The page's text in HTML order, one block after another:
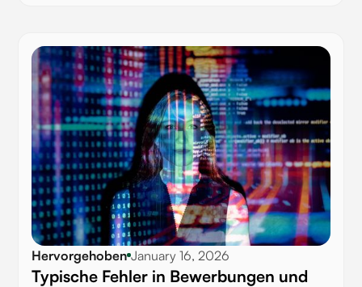
Hervorgehoben January 16, 2026
Typische Fehler in Bewerbungen und